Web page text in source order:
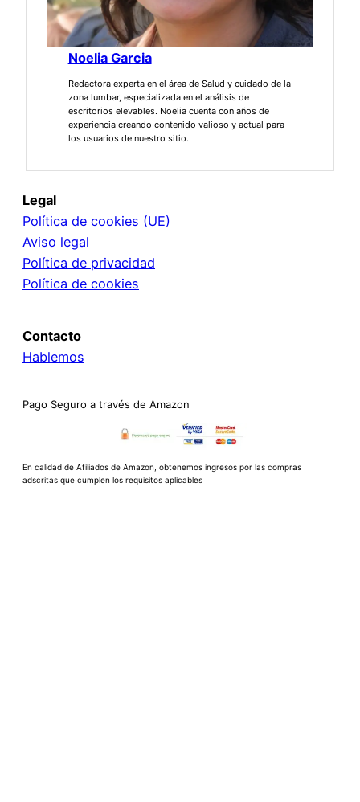
Noelia Garcia
Redactora experta en el área de Salud y cuidado de la
zona lumbar, especializada en el análisis de
escritorios elevables. Noelia cuenta con años de
experiencia creando contenido valioso y actual para
los usuarios de nuestro sitio.
Legal
Política de cookies (UE)
Aviso legal
Política de privacidad
Política de cookies
Contacto
Hablemos
Pago Seguro a través de Amazon
En calidad de Afiliados de Amazon, obtenemos ingresos por las compras
adscritas que cumplen los requisitos aplicables